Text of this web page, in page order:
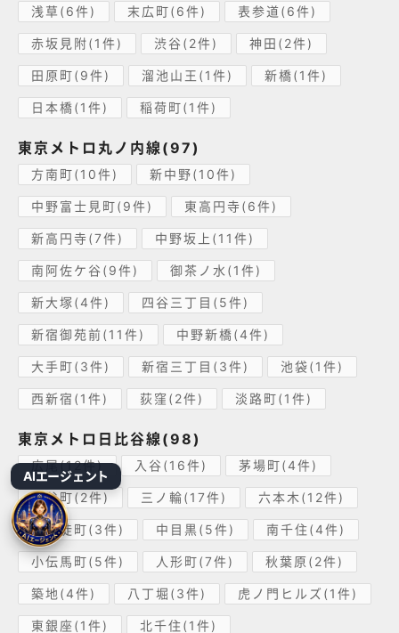
浅草(6件) 末広町(6件) 表参道(6件)
赤坂見附(1件) 渋谷(2件) 神田(2件)
田原町(9件) 溜池山王(1件) 新橋(1件)
日本橋(1件) 稲荷町(1件)
東京メトロ丸ノ内線(97)
方南町(10件) 新中野(10件)
中野富士見町(9件) 東高円寺(6件)
新高円寺(7件) 中野坂上(11件)
南阿佐ケ谷(9件) 御茶ノ水(1件)
新大塚(4件) 四谷三丁目(5件)
新宿御苑前(11件) 中野新橋(4件)
大手町(3件) 新宿三丁目(3件) 池袋(1件)
西新宿(1件) 荻窪(2件) 淡路町(1件)
東京メトロ日比谷線(98)
広尾(12件) 入谷(16件) 茅場町(4件)
神谷町(2件) 三ノ輪(17件) 六本木(12件)
仲御徒町(3件) 中目黒(5件) 南千住(4件)
小伝馬町(5件) 人形町(7件) 秋葉原(2件)
築地(4件) 八丁堀(3件) 虎ノ門ヒルズ(1件)
東銀座(1件) 北千住(1件)
AIエージェント